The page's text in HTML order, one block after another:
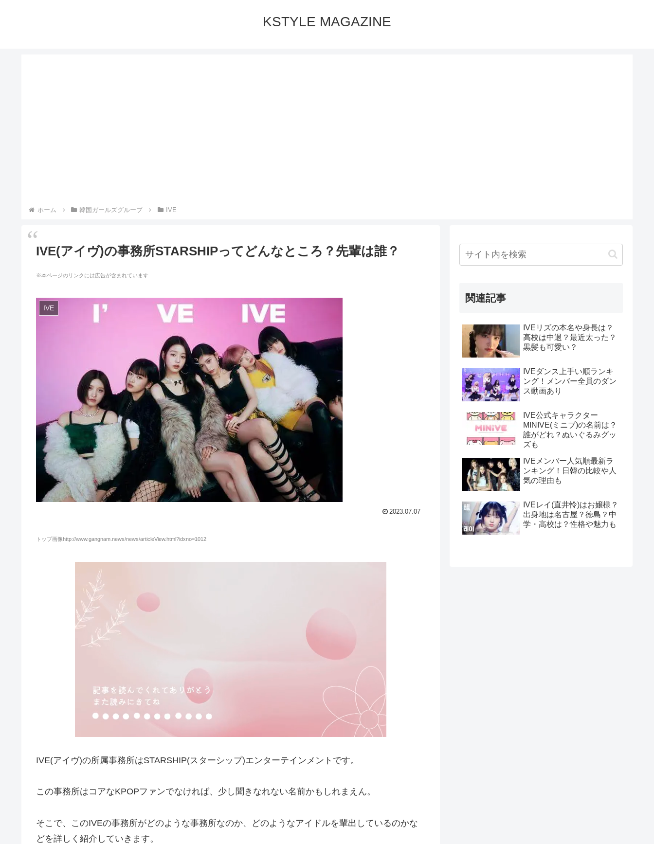
KSTYLE MAGAZINE
ホーム 韓国ガールズグループ IVE
IVE(アイヴ)の事務所STARSHIPってどんなところ？先輩は誰？
※本ページのリンクには広告が含まれています
IVE
2023.07.07
トップ画像http://www.gangnam.news/news/articleView.html?idxno=1012
IVE(アイヴ)の所属事務所はSTARSHIP(スターシップ)エンターテインメントです。
この事務所はコアなKPOPファンでなければ、少し聞きなれない名前かもしれまえん。
そこで、このIVEの事務所がどのような事務所なのか、どのようなアイドルを輩出しているのかな
どを詳しく紹介していきます。
関連記事
IVEリズの本名や身長は？
高校は中退？最近太った？
黒髪も可愛い？
IVEダンス上手い順ランキ
ング！メンバー全員のダン
ス動画あり
IVE公式キャラクター
MINIVE(ミニブ)の名前は？
誰がどれ？ぬいぐるみグッ
ズも
IVEメンバー人気順最新ラ
ンキング！日韓の比較や人
気の理由も
IVEレイ(直井怜)はお嬢様？
出身地は名古屋？徳島？中
学・高校は？性格や魅力も